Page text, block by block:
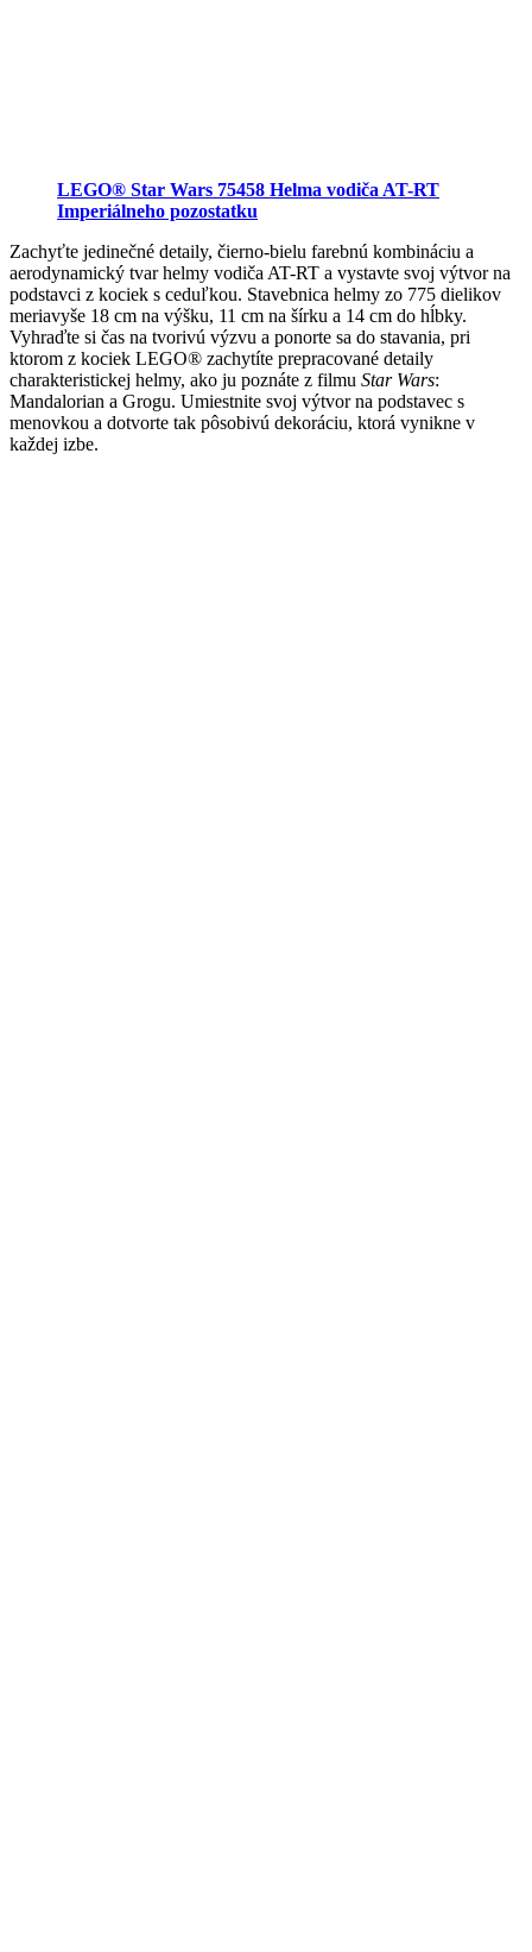
LEGO® Star Wars 75458 Helma vodiča AT-RT
Imperiálneho pozostatku
Zachyťte jedinečné detaily, čierno-bielu farebnú kombináciu a
aerodynamický tvar helmy vodiča AT-RT a vystavte svoj výtvor na
podstavci z kociek s ceduľkou. Stavebnica helmy zo 775 dielikov
meriavyše 18 cm na výšku, 11 cm na šírku a 14 cm do hĺbky.
Vyhraďte si čas na tvorivú výzvu a ponorte sa do stavania, pri
ktorom z kociek LEGO® zachytíte prepracované detaily
charakteristickej helmy, ako ju poznáte z filmu Star Wars:
Mandalorian a Grogu. Umiestnite svoj výtvor na podstavec s
menovkou a dotvorte tak pôsobivú dekoráciu, ktorá vynikne v
každej izbe.